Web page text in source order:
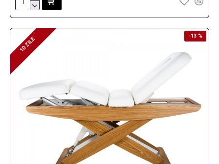
-13 %
10 ZILE
10 ZILE